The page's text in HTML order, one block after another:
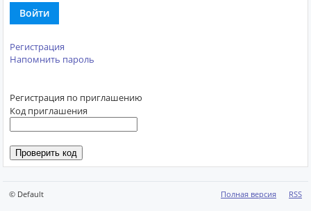
Войти
Регистрация
Напомнить пароль
Регистрация по приглашению
Код приглашения
Полная версия RSS
© Default